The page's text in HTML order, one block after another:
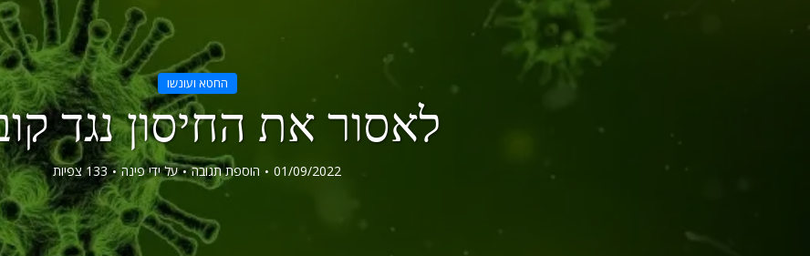
החטא ועונשו
לאסור את החיסון נגד
01/09/2022 הוספת תגובה על ידיפינה 133 צפיות